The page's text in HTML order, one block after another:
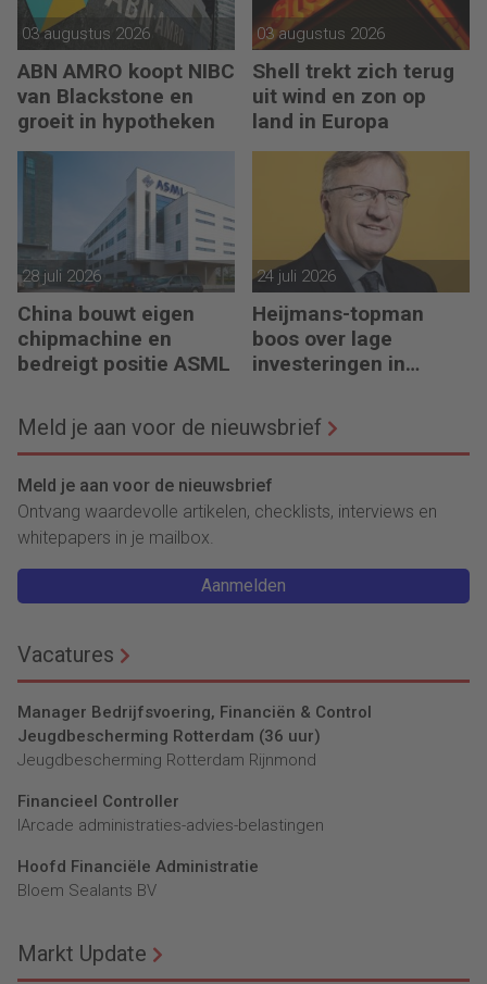
03 augustus 2026
ABN AMRO koopt NIBC
van Blackstone en
groeit in hypotheken
03 augustus 2026
Shell trekt zich terug
uit wind en zon op
land in Europa
28 juli 2026
China bouwt eigen
chipmachine en
bedreigt positie ASML
24 juli 2026
Heijmans-topman
boos over lage
investeringen in
Meld je aan voor de nieuwsbrief
Meld je aan voor de nieuwsbrief
Ontvang waardevolle artikelen, checklists, interviews en
whitepapers in je mailbox.
Aanmelden
Vacatures
Manager Bedrijfsvoering, Financiën & Control
Jeugdbescherming Rotterdam (36 uur)
Jeugdbescherming Rotterdam Rijnmond
Financieel Controller
lArcade administraties-advies-belastingen
Hoofd Financiële Administratie
Bloem Sealants BV
Markt Update